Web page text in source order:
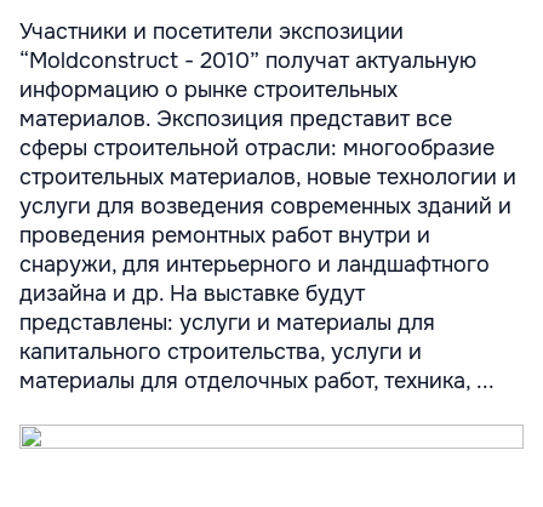
Участники и посетители экспозиции
“Moldconstruct - 2010” получат актуальную
информацию о рынке строительных
материалов. Экспозиция представит все
сферы строительной отрасли: многообразие
строительных материалов, новые технологии и
услуги для возведения современных зданий и
проведения ремонтных работ внутри и
снаружи, для интерьерного и ландшафтного
дизайна и др. На выставке будут
представлены: услуги и материалы для
капитального строительства, услуги и
материалы для отделочных работ, техника, ...